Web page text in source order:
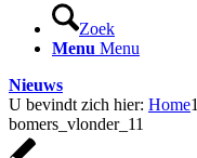
Zoek
Menu Menu
Nieuws
U bevindt zich hier: Home1
bomers_vlonder_11